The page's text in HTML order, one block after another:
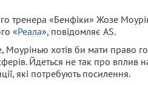
тренера «Бенфіки» Жозе
«Реала», повідомляє AS.
хотів би мати право
Йдеться не так про вплив
які потребують посилення.